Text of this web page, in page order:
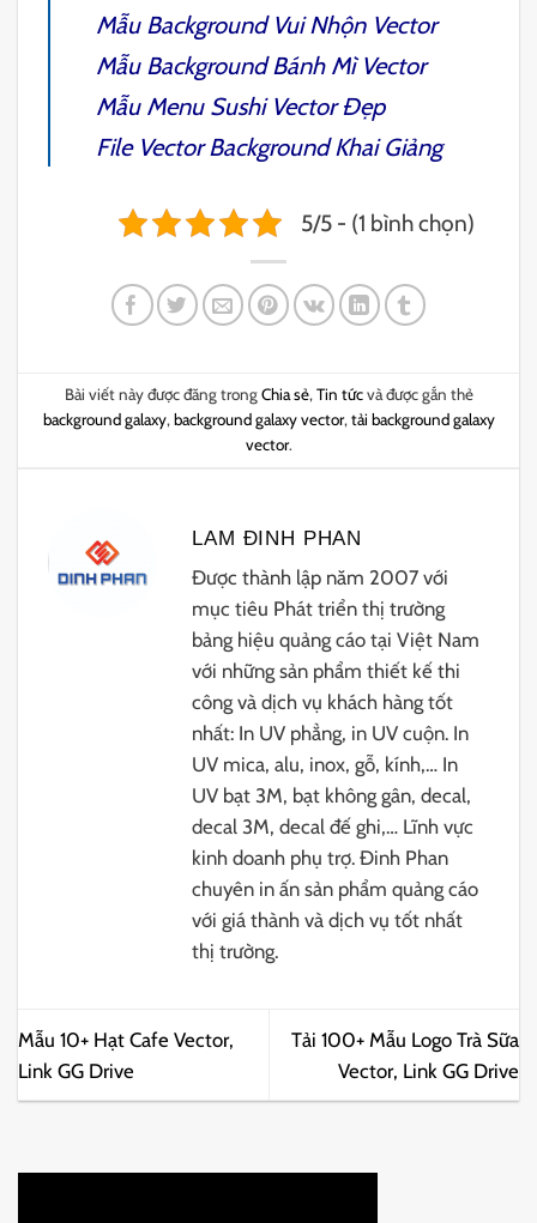
Mẫu Background Vui Nhộn Vector
Mẫu Background Bánh Mì Vector
Mẫu Menu Sushi Vector Đẹp
File VectorBackground Khai Giảng
5/5 - (1 bình chọn)
Bài viết này được đăng trongChia sẻ, Tin tứcvà được gắn thẻ
background galaxy, background galaxy vector, tải background galaxy
vector.
LAM ĐINH PHAN
Được thành lập năm 2007 với
mục tiêu Phát triển thị trường
bảng hiệu quảng cáo tại Việt Nam
với những sản phẩm thiết kế thi
công và dịch vụ khách hàng tốt
nhất: In UV phẳng, in UV cuộn. In
UV mica, alu, inox, gỗ, kính,… In
UV bạt 3M, bạt không gân, decal,
decal 3M, decal đế ghi,… Lĩnh vực
kinh doanh phụ trợ. Đinh Phan
chuyên in ấn sản phẩm quảng cáo
với giá thành và dịch vụ tốt nhất
thị trường.
Mẫu 10+ Hạt Cafe Vector,
Link GG Drive
Tải 100+ Mẫu Logo Trà Sữa
Vector, Link GG Drive